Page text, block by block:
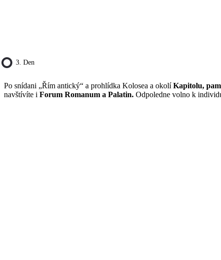
3. Den
Po snídani „Řím antický“ a prohlídka Kolosea a okolíKapitolu,
navštívíte i Forum Romanum a Palatin. Odpoledne volno k